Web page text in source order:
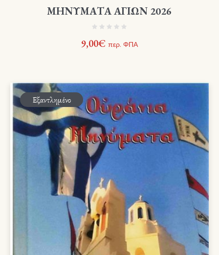
ΜΗΝΥΜΑΤΑ ΑΓΙΩΝ 2026
9,00€ περ. ΦΠΑ
Εξαντλημένο